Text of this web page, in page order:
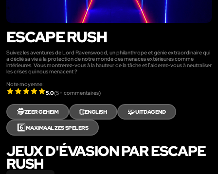
ESCAPE RUSH
Suivez les aventures de Lord Ravenswood, un philanthrope et génie extraordinaire qui
a dédié sa vie à la protection de notre monde des menaces extérieures comme
intérieures. Vous montrerez-vous à la hauteur de la tâche et l’aiderez-vous à neutraliser
les crises qui nous menacent ?
Note moyenne:
5.0(5+ commentaires)
🕵️ZEER GEHEIM 🌐ENGLISH 🧩UITDAGEND
6️⃣MAXIMAAL ZES SPELERS
JEUX D'ÉVASION PAR ESCAPE
RUSH